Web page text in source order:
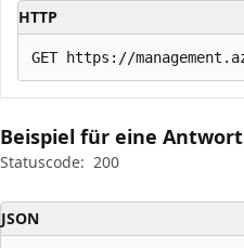
HTTP
Beispiel für eine Antwort
Statuscode: 200
JSON